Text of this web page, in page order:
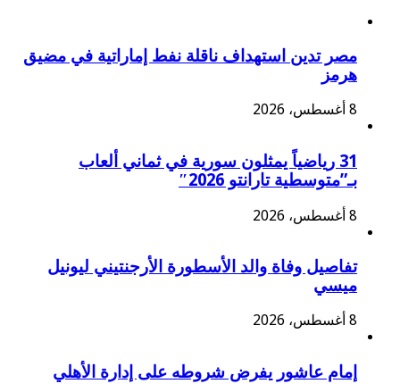
مصر تدين استهداف ناقلة نفط إماراتية في مضيق
هرمز
8 أغسطس، 2026
31 رياضياً يمثلون سورية في ثماني ألعاب
بـ”متوسطية تارانتو 2026″
8 أغسطس، 2026
تفاصيل وفاة والد الأسطورة الأرجنتيني ليونيل
ميسي
8 أغسطس، 2026
إمام عاشور يفرض شروطه على إدارة الأهلي